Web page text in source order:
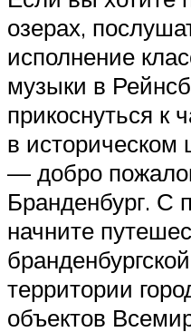
озерах,
исполнение
музыки в
прикоснуться к
в историческом
— добро
Бранденбург. С
начните
территории
объектов